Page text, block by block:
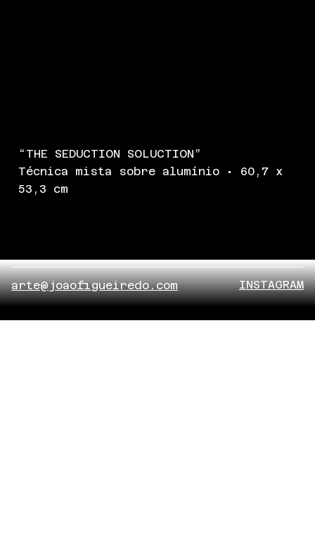
“THE SEDUCTION SOLUCTION”
Técnica mista sobre alumínio • 60,7 x
53,3 cm
INSTAGRAM
arte@joaofigueiredo.com